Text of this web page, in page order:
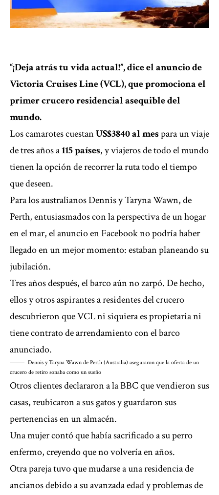
“¡Deja atrás tu vida actual!”, dice el anuncio de
Victoria Cruises Line (VCL), que promociona el
primer crucero residencial asequible del
mundo.
Los camarotes cuestanUS$3840 al mespara un viaje
de tres años a115 países, y viajeros de todo el mundo
tienen la opción de recorrer la ruta todo el tiempo
que deseen.
Para los australianos Dennis y Taryna Wawn, de
Perth, entusiasmados con la perspectiva de un hogar
en el mar, el anuncio en Facebook no podría haber
llegado en un mejor momento: estaban planeando su
jubilación.
Tres años después, el barco aún no zarpó. De hecho,
ellos y otros aspirantes a residentes del crucero
descubrieron que VCL ni siquiera es propietaria ni
tiene contrato de arrendamiento con el barco
anunciado.
Dennis y Taryna Wawn de Perth (Australia) aseguraron que la oferta de un
crucero de retiro sonaba como un sueño
Otros clientes declararon a la BBC que vendieron sus
casas, reubicaron a sus gatos y guardaron sus
pertenencias en un almacén.
Una mujer contó que había sacrificado a su perro
enfermo, creyendo que no volvería en años.
Otra pareja tuvo que mudarse a una residencia de
ancianos debido a su avanzada edad y problemas de